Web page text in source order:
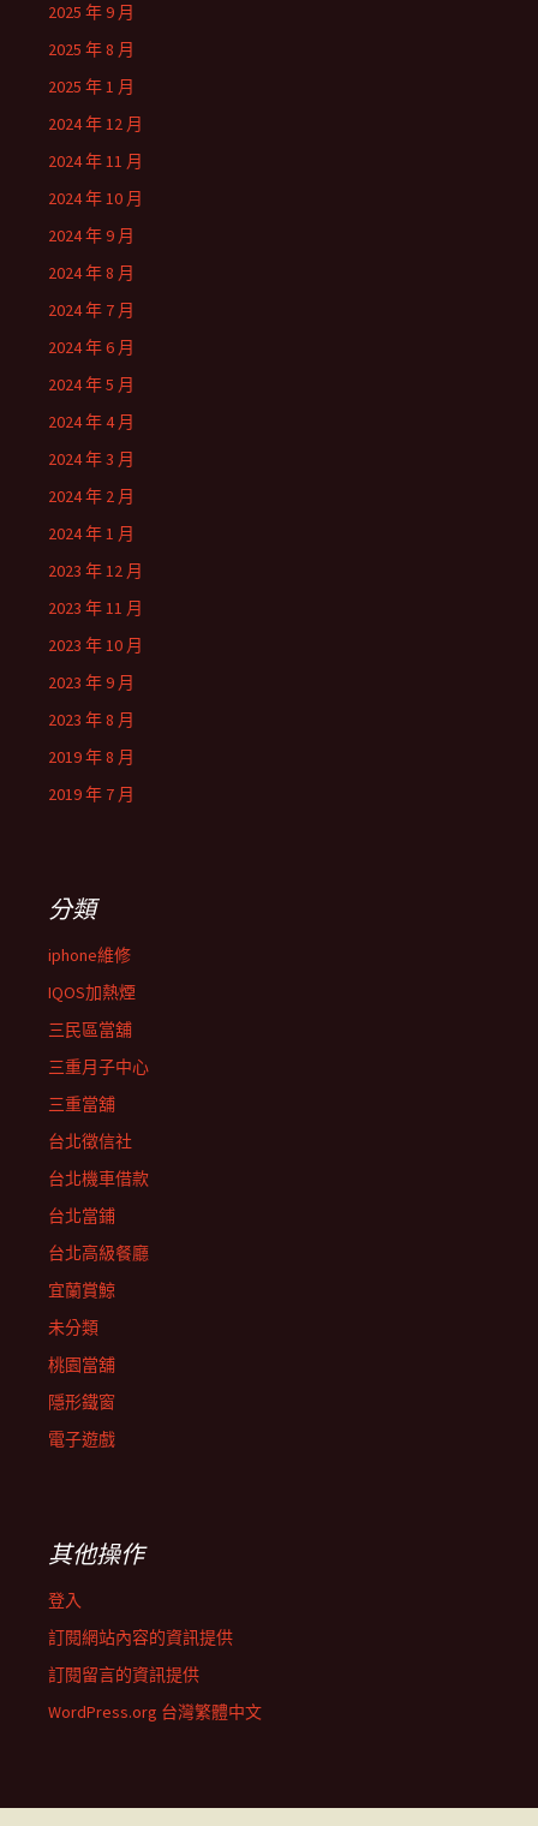
2025 年 9 月
2025 年 8 月
2025 年 1 月
2024 年 12 月
2024 年 11 月
2024 年 10 月
2024 年 9 月
2024 年 8 月
2024 年 7 月
2024 年 6 月
2024 年 5 月
2024 年 4 月
2024 年 3 月
2024 年 2 月
2024 年 1 月
2023 年 12 月
2023 年 11 月
2023 年 10 月
2023 年 9 月
2023 年 8 月
2019 年 8 月
2019 年 7 月
分類
iphone維修
IQOS加熱煙
三民區當舖
三重月子中心
三重當舖
台北徵信社
台北機車借款
台北當鋪
台北高級餐廳
宜蘭賞鯨
未分類
桃園當舖
隱形鐵窗
電子遊戲
其他操作
登入
訂閱網站內容的資訊提供
訂閱留言的資訊提供
WordPress.org 台灣繁體中文